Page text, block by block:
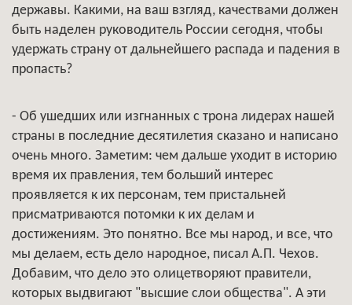
державы. Какими, на ваш взгляд, качествами должен
быть наделен руководитель России сегодня, чтобы
удержать страну от дальнейшего распада и падения в
пропасть?
- Об ушедших или изгнанных с трона лидерах нашей
страны в последние десятилетия сказано и написано
очень много. Заметим: чем дальше уходит в историю
время их правления, тем больший интерес
проявляется к их персонам, тем пристальней
присматриваются потомки к их делам и
достижениям. Это понятно. Все мы народ, и все, что
мы делаем, есть дело народное, писал А.П. Чехов.
Добавим, что дело это олицетворяют правители,
которых выдвигают "высшие слои общества". А эти